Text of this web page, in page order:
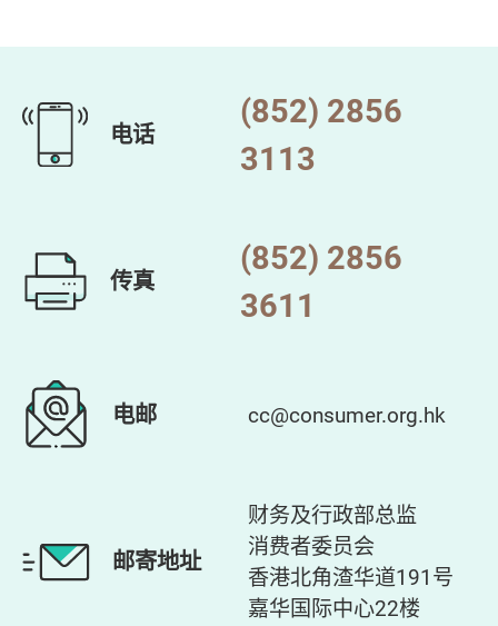
电话
(852) 2856
3113
传真
(852) 2856
3611
电邮 cc@consumer.org.hk
邮寄地址
财务及行政部总监
消费者委员会
香港北角渣华道191号
嘉华国际中心22楼